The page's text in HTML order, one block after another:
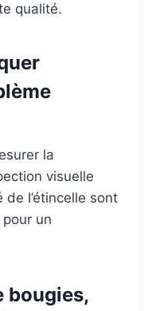
qualité.
la
visuelle
l’étincelle sont
un
bougies,